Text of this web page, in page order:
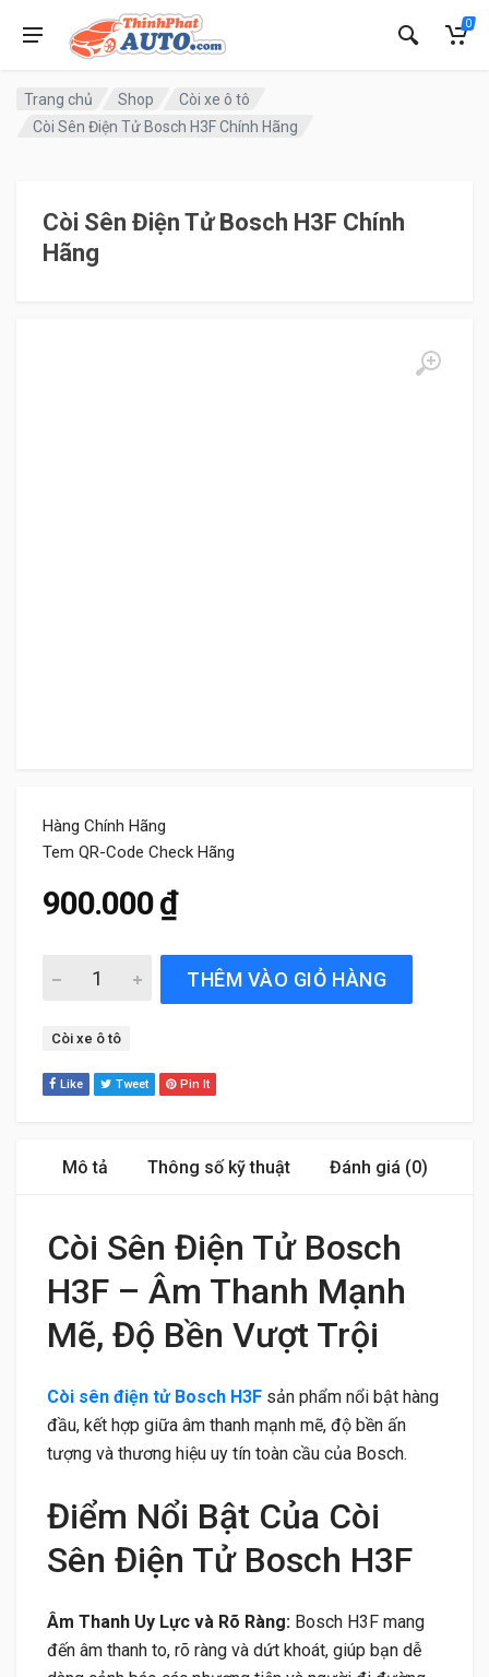
0
Trang chủ Shop
Còi xe ô tô
Còi Sên Điện Tử Bosch H3F Chính Hãng
Còi Sên Điện Tử Bosch H3F Chính
Hãng
Hàng Chính Hãng
Tem QR-Code Check Hãng
900.000₫
Còi Sên Điện Tử Bosch H3F Chính Hãng quantity
THÊM VÀO GIỎ HÀNG
Tag:
Còi xe ô tô
Like Tweet Pin It
Mô tả Thông số kỹ thuật Đánh giá (0)
Còi Sên Điện Tử Bosch
H3F – Âm Thanh Mạnh
Mẽ, Độ Bền Vượt Trội
Còi sên điện tử Bosch H3F sản phẩm nổi bật hàng
đầu, kết hợp giữa âm thanh mạnh mẽ, độ bền ấn
tượng và thương hiệu uy tín toàn cầu của Bosch.
Điểm Nổi Bật Của Còi
Sên Điện Tử Bosch H3F
Âm Thanh Uy Lực và Rõ Ràng: Bosch H3F mang
đến âm thanh to, rõ ràng và dứt khoát, giúp bạn dễ